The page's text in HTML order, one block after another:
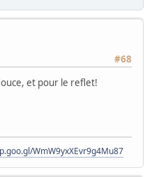
#68
et pour le reflet!
WmW9yxXEvr9g4Mu87